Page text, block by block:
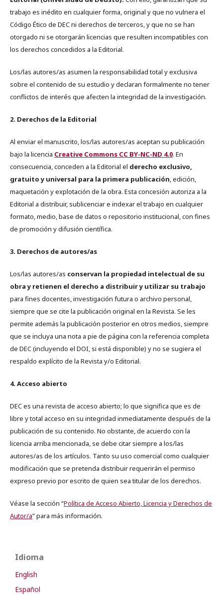
trabajo es inédito en cualquier forma, original y que no vulnera el
Código Ético de DEC ni derechos de terceros, y que no se han
otorgado ni se otorgarán licencias que resulten incompatibles con
los derechos concedidos a la Editorial.
Los/las autores/as asumen la responsabilidad total y exclusiva
sobre el contenido de su estudio y declaran formalmente no tener
conflictos de interés que afecten la integridad de la investigación.
2. Derechos de la Editorial
Al enviar el manuscrito, los/las autores/as aceptan su publicación
bajo la licencia Creative Commons CC BY-NC-ND 4.0. En
consecuencia, conceden a la Editorial el derecho exclusivo,
gratuito y universal para la primera publicación, edición,
maquetación y explotación de la obra. Esta concesión autoriza a la
Editorial a distribuir, sublicenciar e indexar el trabajo en cualquier
formato, medio, base de datos o repositorio institucional, con fines
de promoción y difusión científica.
3. Derechos de autores/as
Los/las autores/as conservan la propiedad intelectual de su
obra y retienen el derecho a distribuir y utilizar su trabajo
para fines docentes, investigación futura o archivo personal,
siempre que se cite la publicación original en la Revista. Se les
permite además la publicación posterior en otros medios, siempre
que se incluya una nota a pie de página con la referencia completa
de DEC (incluyendo el DOI, si está disponible) y no se sugiera el
respaldo explícito de la Revista y/o Editorial.
4. Acceso abierto
DEC es una revista de acceso abierto; lo que significa que es de
libre y total acceso en su integridad inmediatamente después de la
publicación de su contenido. No obstante, de acuerdo con la
licencia arriba mencionada, se debe citar siempre a los/las
autores/as de los artículos. Tanto su uso comercial como cualquier
modificación que se pretenda distribuir requerirán el permiso
expreso previo por escrito de quien sea titular de los derechos.
Véase la sección “Política de Acceso Abierto, Licencia y Derechos de
Autor/a” para más información.
Idioma
English
Español